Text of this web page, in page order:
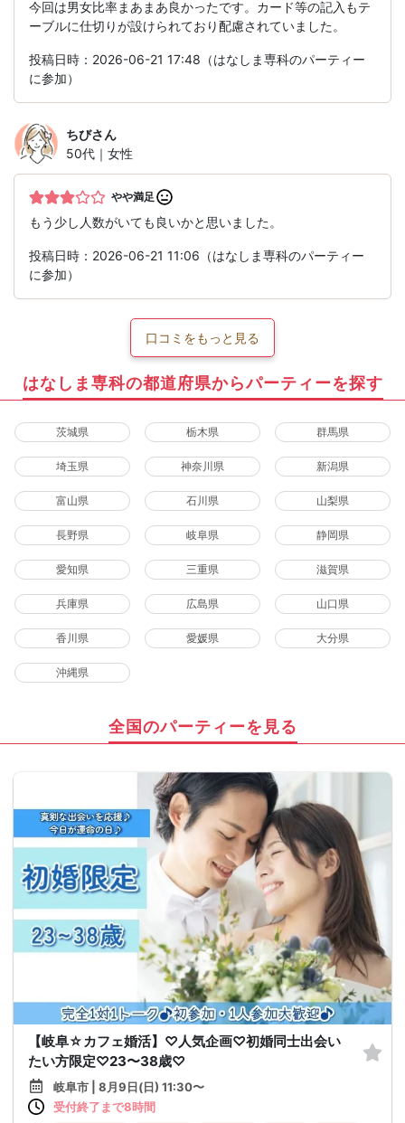
今回は男女比率まあまあ良かったです。カード等の記入もテ
ーブルに仕切りが設けられており配慮されていました。
投稿日時：2026-06-21 17:48（はなしま専科のパーティー
に参加）
ちびさん
50代｜女性
やや満足
もう少し人数がいても良いかと思いました。
投稿日時：2026-06-21 11:06（はなしま専科のパーティー
に参加）
口コミをもっと見る
はなしま専科の都道府県からパーティーを探す
茨城県 栃木県 群馬県
埼玉県 神奈川県 新潟県
富山県 石川県 山梨県
長野県 岐阜県 静岡県
愛知県 三重県 滋賀県
兵庫県 広島県 山口県
香川県 愛媛県 大分県
沖縄県
全国のパーティーを見る
【岐阜☆カフェ婚活】♡人気企画♡初婚同士出会い
たい方限定♡23〜38歳♡
岐阜市 | 8月9日(日) 11:30〜
受付終了まで8時間